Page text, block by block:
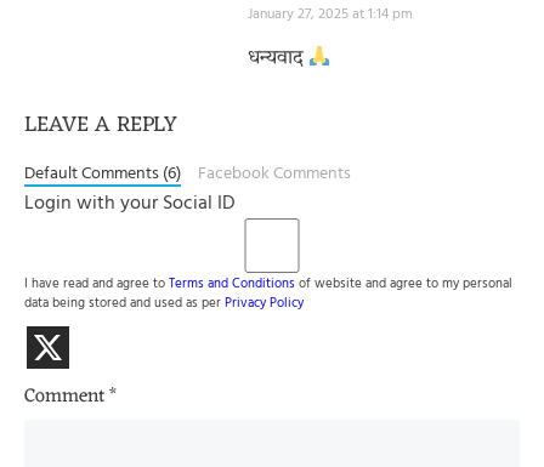
The Real Person Badge!
Anti-Spam by CleanTalk
January 27, 2025 at 1:14 pm
धन्यवाद
LEAVE A REPLY
Default Comments (6) Facebook Comments
Login with your Social ID
I have read and agree toTerms and Conditionsof website and agree to my personal
data being stored and used as perPrivacy Policy
Comment*